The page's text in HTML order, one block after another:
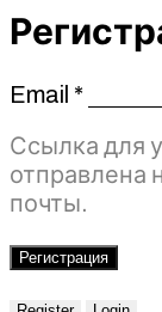
Email *
Ссылка для
отправлена
почты.
Регистрация